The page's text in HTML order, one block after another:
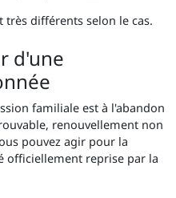
très différents selon le cas.
d'une
familiale est à l'abandon
renouvellement non
pouvez agir pour la
officiellement reprise par la